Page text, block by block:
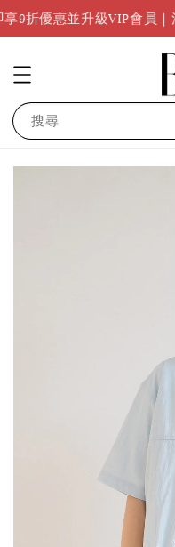
VIP會員｜滿2萬88折晉升
搜尋